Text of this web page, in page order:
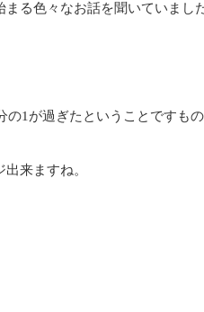
る色々なお話を聞いていまし
1が過ぎたということですも
来ますね。